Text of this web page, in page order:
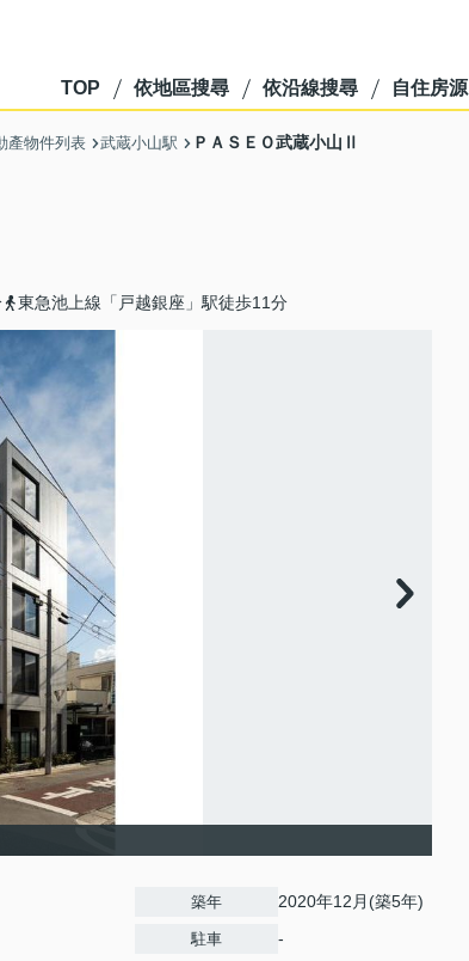
TOP 依地區搜尋 依沿線搜尋 自住房源
產物件列表 武蔵小山駅 ＰＡＳＥＯ武蔵小山Ⅱ
東急池上線「戸越銀座」駅徒歩11分
築年 2020年12月(築5年)
駐車 -